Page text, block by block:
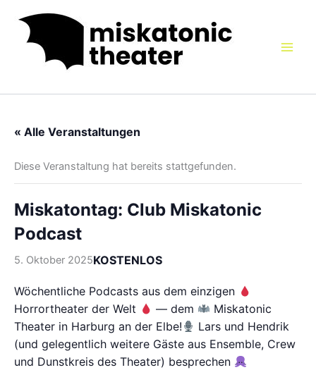
Inhalt
springen
« Alle Veranstaltungen
Diese Veranstaltung hat bereits stattgefunden.
Miskatontag: Club Miskatonic
Podcast
5. Oktober 2025KOSTENLOS
Wöchentliche Podcasts aus dem einzigen
Horrortheater der Welt
— dem
Miskatonic
Theater in Harburg an der Elbe!
Lars und Hendrik
(und gelegentlich weitere Gäste aus Ensemble, Crew
und Dunstkreis des Theater) besprechen